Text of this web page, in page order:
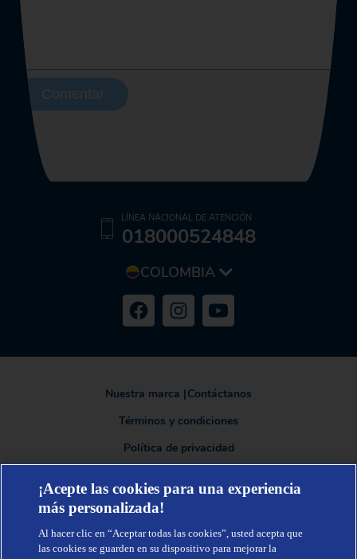
COLOMBIA
LÍNEA NACIONAL DE ATENCIÓN
018000524848
Nuestra marca |Contáctanos
Términos y condiciones
Política de privacidad
TENA®, una marca de Essity - una compañía global líder en higiene y
nuestros productos, servicios y soluciones. Nuestro propósito es romper
barreras por el bienestar en beneficio de consumidores, pacientes,
¡Acepte las cookies para una experiencia
más personalizada!
Al hacer clic en “Aceptar todas las cookies”, usted acepta que
las cookies se guarden en su dispositivo para mejorar la